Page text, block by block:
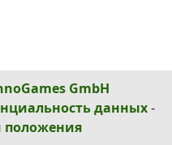
GmbH
данных-
положения